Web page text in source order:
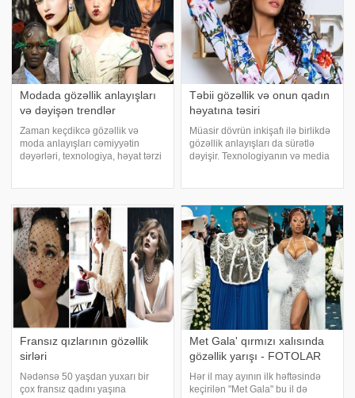
Modada gözəllik anlayışları
və dəyişən trendlər
Zaman keçdikcə gözəllik və
moda anlayışları cəmiyyətin
dəyərləri, texnologiya, həyat tərzi
sahəsində müşahidə edilən
trendlə
Təbii gözəllik və onun qadın
həyatına təsiri
Müasir dövrün inkişafı ilə birlikdə
gözəllik anlayışları da sürətlə
dəyişir. Texnologiyanın və media
Lakin, son zamanla
Fransız qızlarının gözəllik
sirləri
Nədənsə 50 yaşdan yuxarı bir
çox fransız qadını yaşına
Met Gala' qırmızı xalısında
gözəllik yarışı - FOTOLAR
Hər il may ayının ilk həftəsində
keçirilən "Met Gala" bu il də